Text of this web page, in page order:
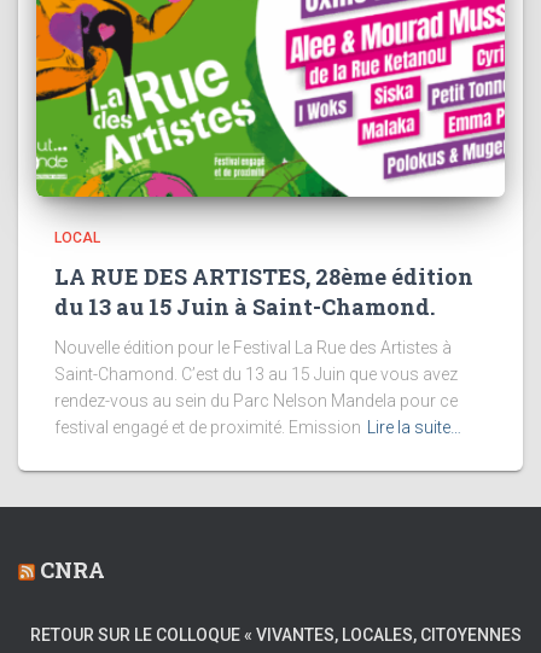
LOCAL
LA RUE DES ARTISTES, 28ème édition
du 13 au 15 Juin à Saint-Chamond.
Nouvelle édition pour le Festival La Rue des Artistes à
Saint-Chamond. C’est du 13 au 15 Juin que vous avez
rendez-vous au sein du Parc Nelson Mandela pour ce
festival engagé et de proximité. Emission
Lire la suite…
CNRA
RETOUR SUR LE COLLOQUE « VIVANTES, LOCALES, CITOYENNES